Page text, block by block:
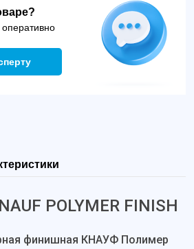
POLYMER FINISH
финишная КНАУФ Полимер